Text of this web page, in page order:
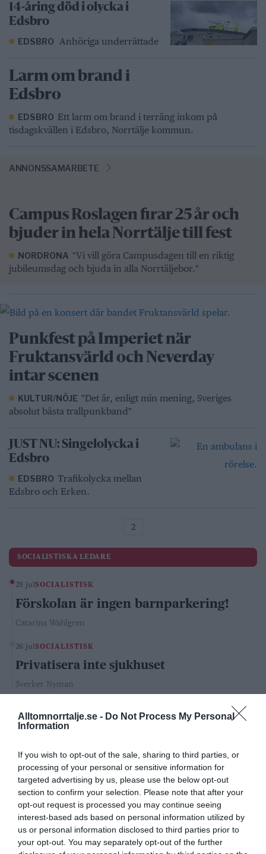
Alltomnorrtalje.se - Do Not Process My Personal
Information
If you wish to opt-out of the sale, sharing to third parties, or
processing of your personal or sensitive information for
targeted advertising by us, please use the below opt-out
section to confirm your selection. Please note that after your
opt-out request is processed you may continue seeing
interest-based ads based on personal information utilized by
us or personal information disclosed to third parties prior to
your opt-out. You may separately opt-out of the further
14-åring död i olycka i
Edsbro
EDSBRO Anhöriga underrättade
Larm om brand i
Edsbro
EDSBRO Ett larm om brand i terräng inkom på
tisdagskvällen i Edsbro, Norrtälje kommun.
ANNONSSAMARBETE
Campus Roslagen firar 25 år och
bjuder in hela Norrtälje till fest
NORDRONA "Vi vill göra Campusdagen till en riktig
jubileumsdag och bjuda in alla Norrtäljebor."
Punkfest på Imperiet när
Fruktansvärld och Neverday
intar scenen
KULTUR/NÖJE "Det är, enligt min mening, Sveriges
absolut bästa trallpunkband"
JUST NU: Singelolycka i
Edsbro
EDSBRO Trafikolycka mellan
Edsbro och Erken.
2
SOCIALISTISKA LEDARE
28 julSOCIALISTISK
Förskolan är ingen barnparkering!
Catarina Wahlgren
26 julSOCIALISTISK
Privatisera inte sjukhuset
Sverker Nyman
KONSERVATIVA LEDARE
Pinsamt av Norrtelje Tidning
Carl Eos
20 julKONSERVATIV
SD och Tidö avskaffar mängdrabatten för
våldtäkter och andra grova brott –